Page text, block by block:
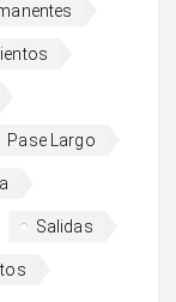
Pase Largo
Salidas